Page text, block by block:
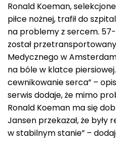
Ronald Koeman,
piłce nożnej, trafił do
na problemy z sercem.
został
Medycznego w
na bóle w klatce
cewnikowanie serca” –
serwis dodaje, że mimo
Ronald Koeman ma się
Jansen przekazał, że
w stabilnym stanie” –